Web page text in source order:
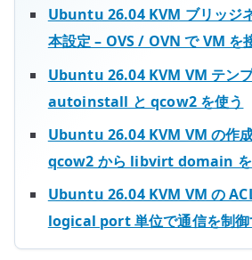
Ubuntu 26.04 KVM ブリッジ
本設定 – OVS / OVN で VM を
Ubuntu 26.04 KVM VM テン
autoinstall と qcow2 を使う
Ubuntu 26.04 KVM VM の作
qcow2 から libvirt domain を
Ubuntu 26.04 KVM VM の
logical port 単位で通信を制御